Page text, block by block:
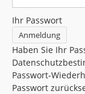
Ihr Passwort
Haben Sie Ihr
Passwort-
Passwort